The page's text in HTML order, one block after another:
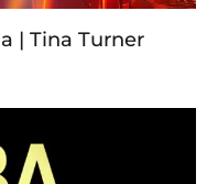
| Tina Turner